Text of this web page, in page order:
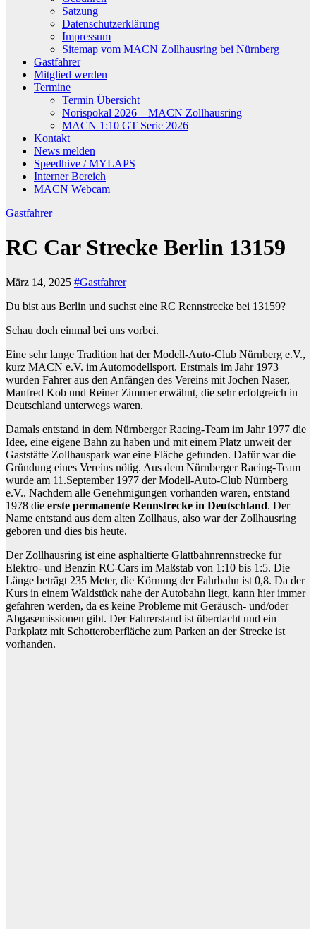
Satzung
Datenschutzerklärung
Impressum
Sitemap vom MACN Zollhausring bei Nürnberg
Gastfahrer
Mitglied werden
Termine
Termin Übersicht
Norispokal 2026 – MACN Zollhausring
MACN 1:10 GT Serie 2026
Kontakt
News melden
Speedhive / MYLAPS
Interner Bereich
MACN Webcam
Gastfahrer
RC Car Strecke Berlin 13159
März 14, 2025 #Gastfahrer
Du bist aus Berlin und suchst eine RC Rennstrecke bei 13159?
Schau doch einmal bei uns vorbei.
Eine sehr lange Tradition hat der Modell-Auto-Club Nürnberg e.V.,
kurz MACN e.V. im Automodellsport. Erstmals im Jahr 1973
wurden Fahrer aus den Anfängen des Vereins mit Jochen Naser,
Manfred Kob und Reiner Zimmer erwähnt, die sehr erfolgreich in
Deutschland unterwegs waren.
Damals entstand in dem Nürnberger Racing-Team im Jahr 1977 die
Idee, eine eigene Bahn zu haben und mit einem Platz unweit der
Gaststätte Zollhauspark war eine Fläche gefunden. Dafür war die
Gründung eines Vereins nötig. Aus dem Nürnberger Racing-Team
wurde am 11.September 1977 der Modell-Auto-Club Nürnberg
e.V.. Nachdem alle Genehmigungen vorhanden waren, entstand
1978 die erste permanente Rennstrecke in Deutschland. Der
Name entstand aus dem alten Zollhaus, also war der Zollhausring
geboren und dies bis heute.
Der Zollhausring ist eine asphaltierte Glattbahnrennstrecke für
Elektro- und Benzin RC-Cars im Maßstab von 1:10 bis 1:5. Die
Länge beträgt 235 Meter, die Körnung der Fahrbahn ist 0,8. Da der
Kurs in einem Waldstück nahe der Autobahn liegt, kann hier immer
gefahren werden, da es keine Probleme mit Geräusch- und/oder
Abgasemissionen gibt. Der Fahrerstand ist überdacht und ein
Parkplatz mit Schotteroberfläche zum Parken an der Strecke ist
vorhanden.